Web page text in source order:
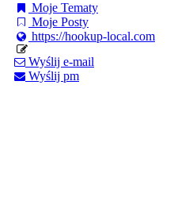
Moje Tematy
Moje Posty
https://hookup-local.com
Wyślij e-mail
Wyślij pm